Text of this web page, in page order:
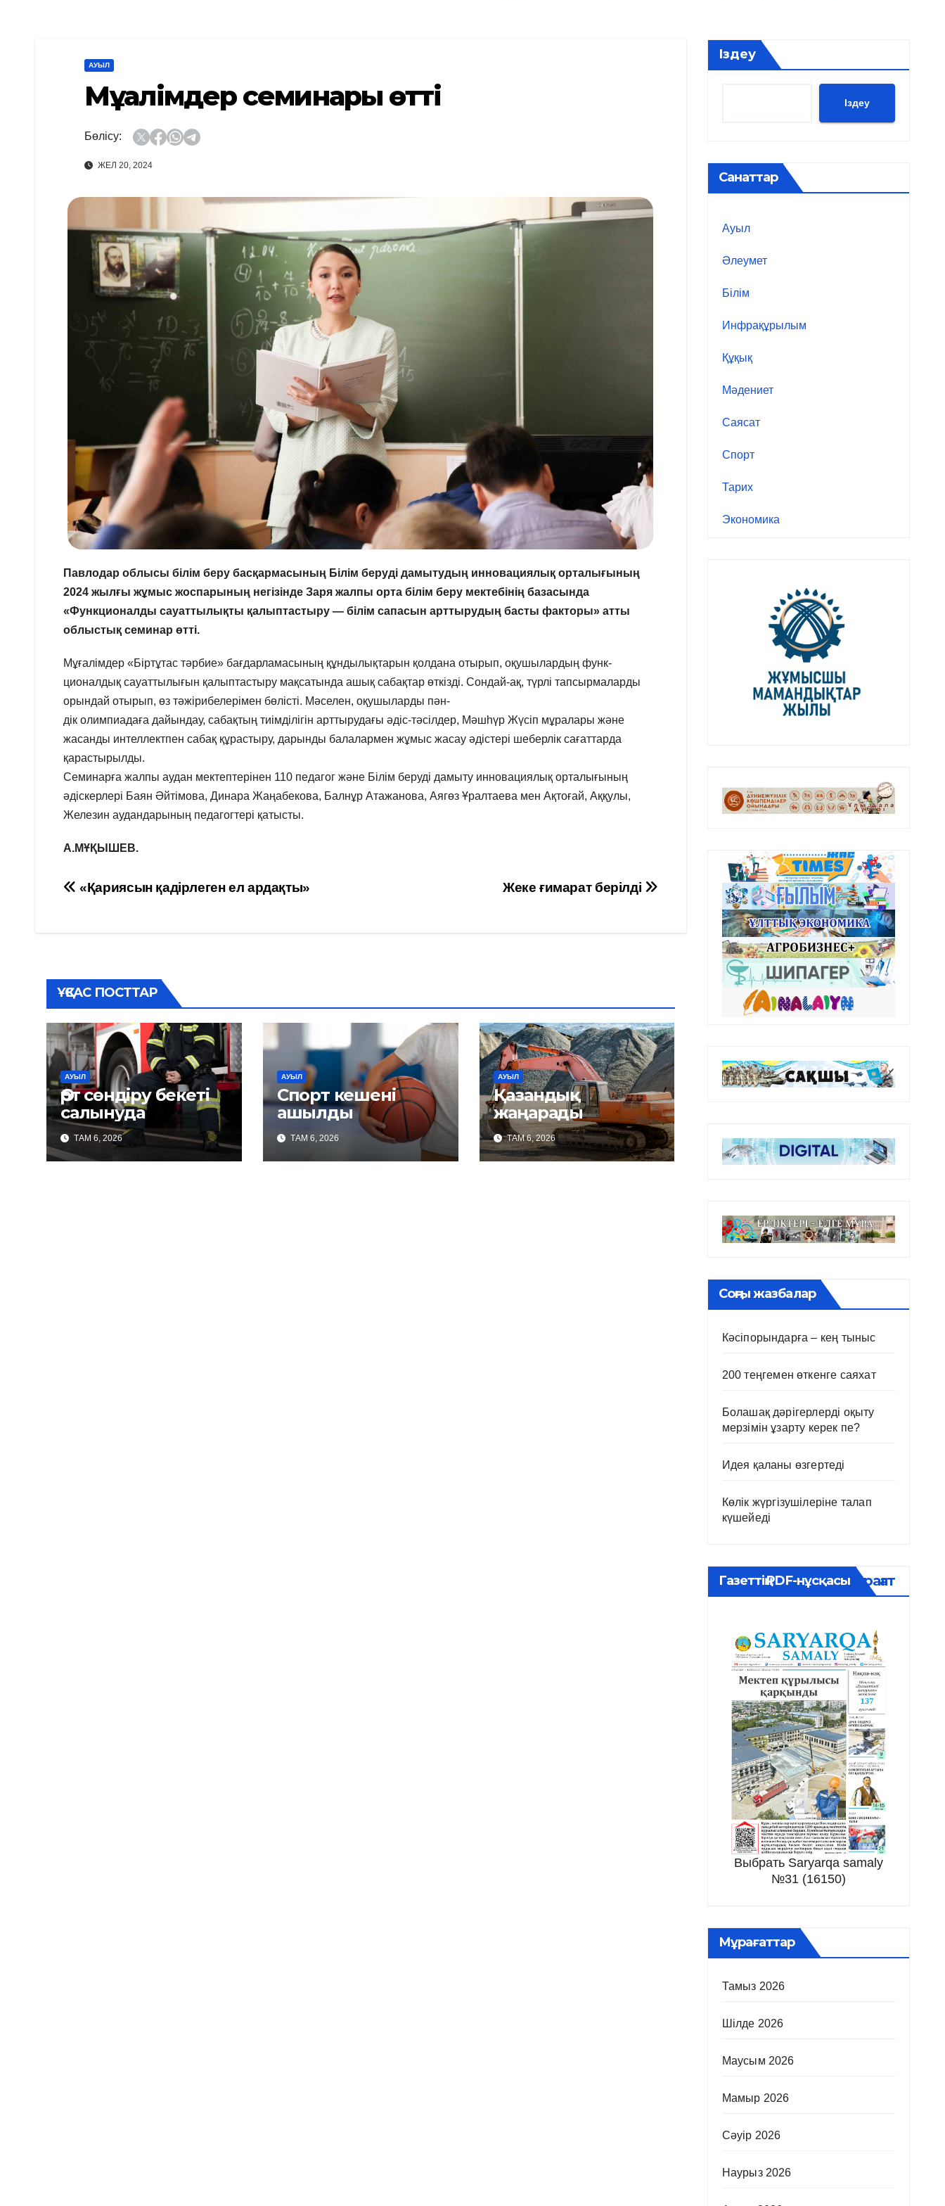
АУЫЛ
Мұғалімдер семинары өтті
Бөлісу:
ЖЕЛ 20, 2024
Павлодар облысы білім беру басқармасының Білім беруді дамытудың инновациялық орталығының
2024 жылғы жұмыс жоспарының негізінде Заря жалпы орта білім беру мектебінің базасында
«Функционалды сауаттылықты қалыптастыру — білім сапасын арттырудың басты факторы» атты
облыстық семинар өтті.
Мұғалімдер «Біртұтас тәрбие» бағдарламасының құндылықтарын қолдана отырып, оқушылардың функ-
ционалдық сауаттылығын қалыптастыру мақсатында ашық сабақтар өткізді. Сондай-ақ, түрлі тапсырмаларды
орындай отырып, өз тәжірибелерімен бөлісті. Мәселен, оқушыларды пән-
дік олимпиадаға дайындау, сабақтың тиімділігін арттырудағы әдіс-тәсілдер, Мәшһүр Жүсіп мұралары және
жасанды интеллектпен сабақ құрастыру, дарынды балалармен жұмыс жасау әдістері шеберлік сағаттарда
қарастырылды.
Семинарға жалпы аудан мектептерінен 110 педагог және Білім беруді дамыту инновациялық орталығының
әдіскерлері Баян Әйтімова, Динара Жаңабекова, Балнұр Атажанова, Аягөз Ұралтаева мен Ақтоғай, Аққулы,
Железин аудандарының педагогтері қатысты.
А.МҰҚЫШЕВ.
Навигация
Жеке ғимарат берілді
«Қариясын қадірлеген ел ардақты»
ҰҚСАС ПОСТТАР
АУЫЛ
Өрт сөндіру бекеті
салынуда
ТАМ 6, 2026
АУЫЛ
Спорт кешені
ашылды
ТАМ 6, 2026
АУЫЛ
Қазандық
жаңарады
ТАМ 6, 2026
Іздеу
Іздеу
Санаттар
Ауыл
Әлеумет
Білім
Инфрақұрылым
Құқық
Мәдениет
Саясат
Спорт
Тарих
Экономика
Соңғы жазбалар
Кәсіпорындарға – кең тыныс
200 теңгемен өткенге саяхат
Болашақ дәрігерлерді оқыту
мерзімін ұзарту керек пе?
Идея қаланы өзгертеді
Көлік жүргізушілеріне талап
күшейеді
Газеттің PDF-нұсқасыМұрағат
Выбрать Saryarqa samaly
№31 (16150)
Мұрағаттар
Тамыз 2026
Шілде 2026
Маусым 2026
Мамыр 2026
Сәуір 2026
Наурыз 2026